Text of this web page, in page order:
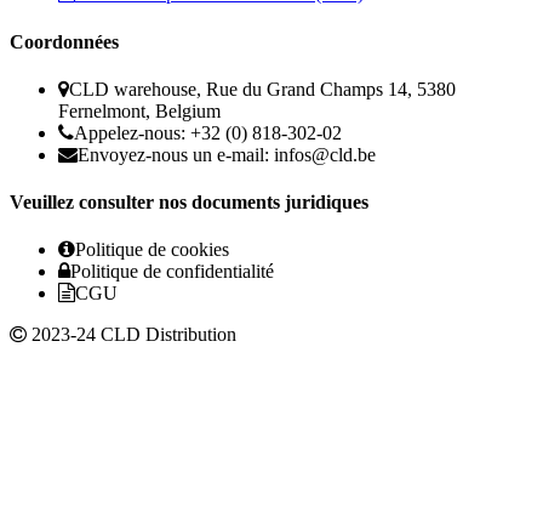
Coordonnées
CLD warehouse, Rue du Grand Champs 14, 5380
Fernelmont, Belgium
Appelez-nous: +32 (0) 818-302-02
Envoyez-nous un e-mail: infos@cld.be
Veuillez consulter nos documents juridiques
Politique de cookies
Politique de confidentialité
CGU
2023-24 CLD Distribution